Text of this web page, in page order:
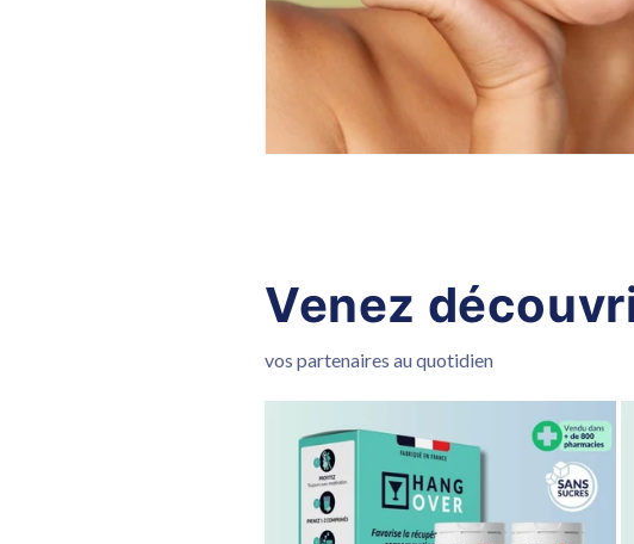
Venez
vos partenaires au quotidien